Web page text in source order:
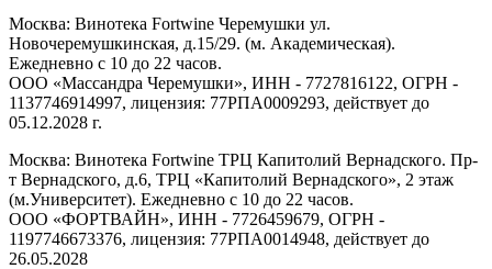
Москва: Винотека Fortwine Черемушки ул.
Новочеремушкинская, д.15/29. (м. Академическая).
Ежедневно с 10 до 22 часов.
ООО «Массандра Черемушки», ИНН - 7727816122, ОГРН -
1137746914997, лицензия: 77РПА0009293, действует до
05.12.2028 г.
Москва: Винотека Fortwine ТРЦ Капитолий Вернадского. Пр-
т Вернадского, д.6, ТРЦ «Капитолий Вернадского», 2 этаж
(м.Университет). Ежедневно с 10 до 22 часов.
ООО «ФОРТВАЙН», ИНН - 7726459679, ОГРН -
1197746673376, лицензия: 77РПА0014948, действует до
26.05.2028